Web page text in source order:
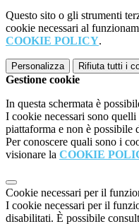
Questo sito o gli strumenti
cookie necessari al
COOKIE POLICY.
Personalizza Rifiuta tutti i
Gestione cookie
In questa schermata è
I cookie necessari sono
piattaforma e non è possibile
Per conoscere quali sono i
visionare la COOKIE
Cookie necessari per il
I cookie necessari per il
disabilitati. È possibile